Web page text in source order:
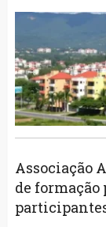
Associação
de